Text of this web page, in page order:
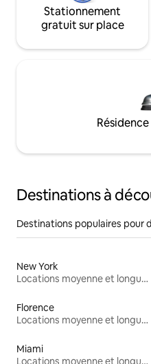
Stationnement
gratuit sur place
Destinations à
Destinations populaires pour
New York
Locations moyenne et longue durée
Florence
Locations moyenne et longue durée
Miami
Locations moyenne et longue durée